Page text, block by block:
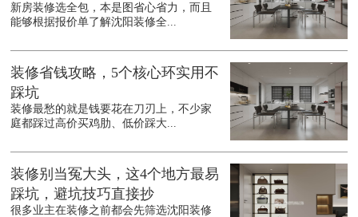
新房装修选全包，本是图省心省力，而且
能够根据报价单了解沈阳装修全...
装修省钱攻略，5个核心环实用不
踩坑
装修最愁的就是钱要花在刀刃上，不少家
庭都踩过高价买鸡肋、低价踩大...
装修别当冤大头，这4个地方最易
踩坑，避坑技巧直接抄
很多业主在装修之前都会先筛选沈阳装修